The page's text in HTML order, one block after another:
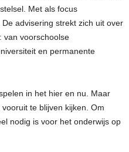
Met als focus
advisering strekt zich uit over
van voorschoolse
en permanente
in het hier en nu. Maar
te blijven kijken. Om
nodig is voor het onderwijs op